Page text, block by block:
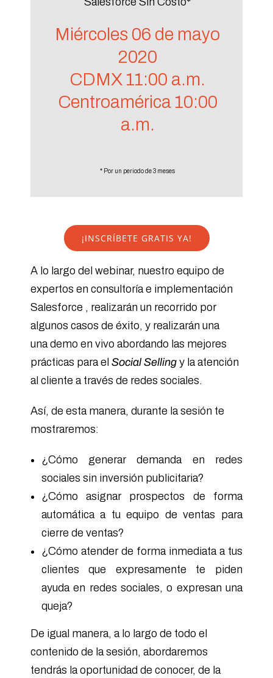
Miércoles 06 de mayo
2020
CDMX 11:00 a.m.
Centroamérica 10:00
a.m.
* Por un periodo de 3 meses
¡INSCRÍBETE GRATIS YA!
A lo largo del webinar, nuestro equipo de
expertos en consultoría e implementación
Salesforce , realizarán un recorrido por
algunos casos de éxito, y realizarán una
una demo en vivo abordando las mejores
prácticas para el Social Selling y la atención
al cliente a través de redes sociales.
Así, de esta manera, durante la sesión te
mostraremos:
¿Cómo generar demanda en redes
sociales sin inversión publicitaria?
¿Cómo asignar prospectos de forma
automática a tu equipo de ventas para
cierre de ventas?
¿Cómo atender de forma inmediata a tus
clientes que expresamente te piden
ayuda en redes sociales, o expresan una
queja?
De igual manera, a lo largo de todo el
contenido de la sesión, abordaremos
tendrás la oportunidad de conocer, de la